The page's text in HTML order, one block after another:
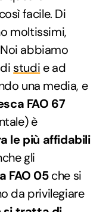
facile. Di
moltissimi,
abbiamo
studi e ad
una media, e
FAO 67
è
le più affidabili
gli
FAO 05che si
da privilegiare